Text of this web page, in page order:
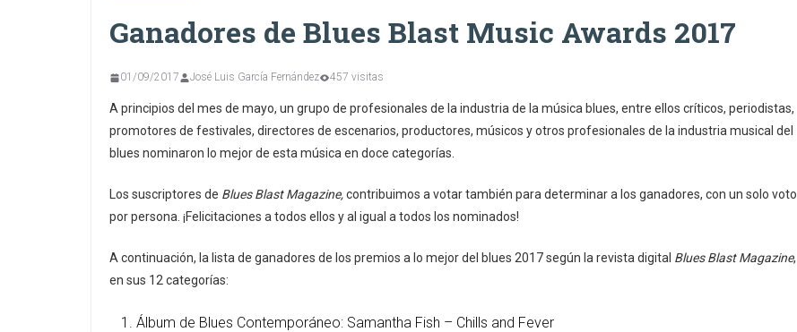
Ganadores de Blues Blast Music Awards 2017
01/09/2017 José Luis García Fernández 457 visitas
A principios del mes de mayo, un grupo de profesionales de la industria de la música blues, entre ellos críticos, periodistas,
promotores de festivales, directores de escenarios, productores, músicos y otros profesionales de la industria musical del
blues nominaron lo mejor de esta música en doce categorías.
Los suscriptores de Blues Blast Magazine,contribuimos a votar también para determinar a los ganadores, con un solo voto
por persona. ¡Felicitaciones a todos ellos y al igual a todos los nominados!
A continuación, la lista de ganadores de los premios a lo mejor del blues 2017 según la revista digital Blues Blast Magazine,
en sus 12 categorías:
Álbum de Blues Contemporáneo: Samantha Fish – Chills and Fever